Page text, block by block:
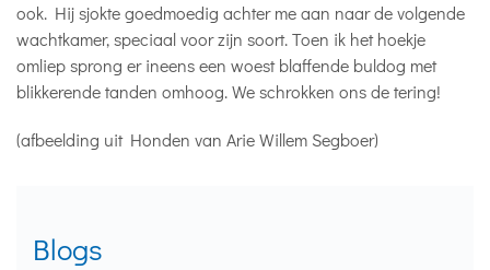
ook. Hij sjokte goedmoedig achter me aan naar de volgende
wachtkamer, speciaal voor zijn soort. Toen ik het hoekje
omliep sprong er ineens een woest blaffende buldog met
blikkerende tanden omhoog. We schrokken ons de tering!
(afbeelding uit Honden van Arie Willem Segboer)
Blogs